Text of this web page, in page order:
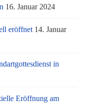
16. Januar 2024
eröffnet 14. Januar
in
Eröffnung am